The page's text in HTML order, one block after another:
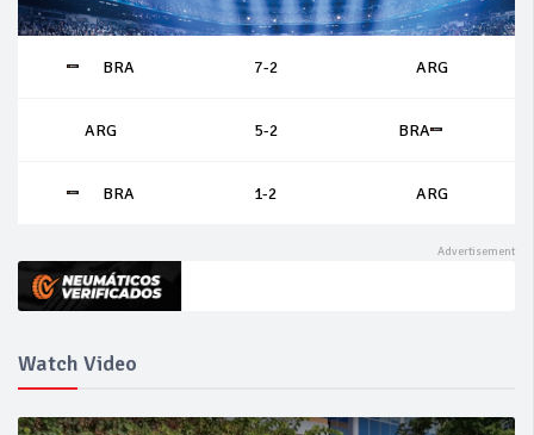
BRA 7-2 ARG
ARG 5-2 BRA
BRA 1-2 ARG
Watch Video